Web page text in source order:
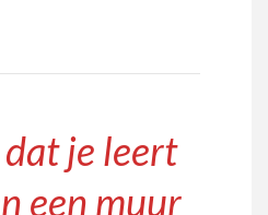
dat je leert
een muur